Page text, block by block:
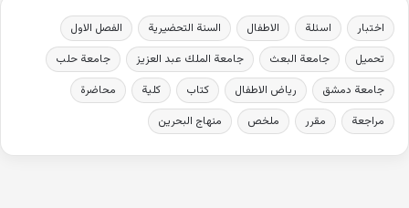
اختبار اسئلة الاطفال السنة التحضيرية
الفصل الاول
تحميل
جامعة البعث جامعة الملك عبد العزيز
جامعة حلب
جامعة دمشق
رياض الاطفال كتاب كلية
محاضرة
مراجعة
مقرر ملخص منهاج البحرين